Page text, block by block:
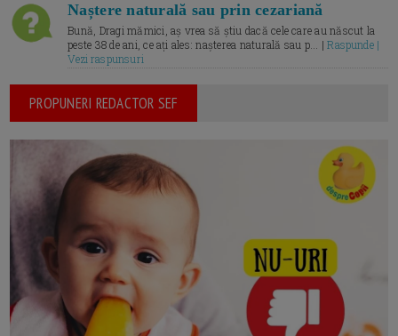
Naștere naturală sau prin cezariană
Bună, Dragi mămici, aș vrea să știu dacă cele care au născut la
peste 38 de ani, ce ați ales: nașterea naturală sau p... |Raspunde |
Vezi raspunsuri
PROPUNERI REDACTOR SEF